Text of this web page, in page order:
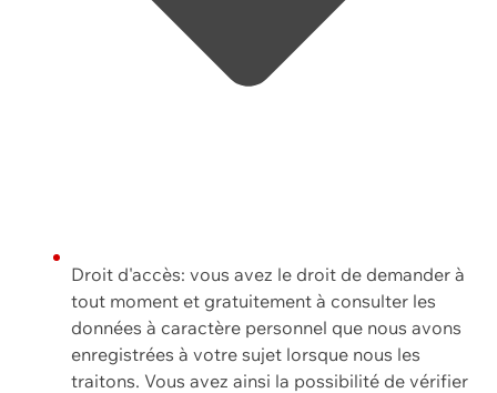
Droit d'accès: vous avez le droit de demander à
tout moment et gratuitement à consulter les
données à caractère personnel que nous avons
enregistrées à votre sujet lorsque nous les
traitons. Vous avez ainsi la possibilité de vérifier